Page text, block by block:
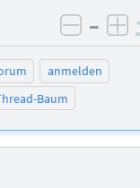
–
anmelden
Baum